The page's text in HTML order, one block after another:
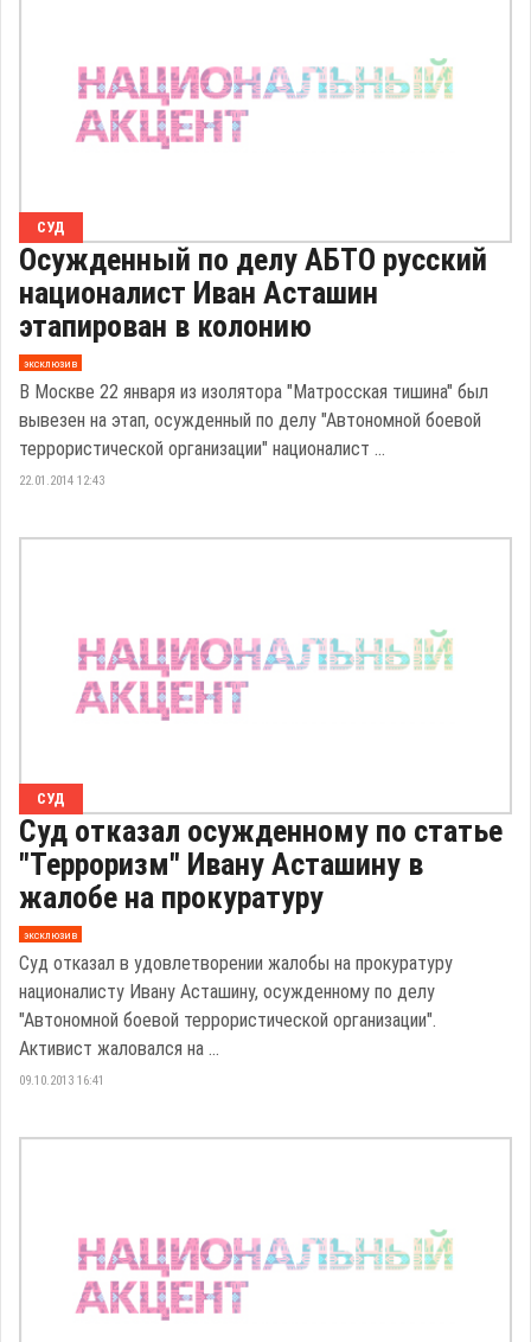
СУД
Осужденный по делу АБТО русский
националист Иван Асташин
этапирован в колонию
эксклюзив
В Москве 22 января из изолятора "Матросская тишина" был
вывезен на этап, осужденный по делу "Автономной боевой
террористической организации" националист ...
22.01.2014 12:43
СУД
Суд отказал осужденному по статье
"Терроризм" Ивану Асташину в
жалобе на прокуратуру
эксклюзив
Суд отказал в удовлетворении жалобы на прокуратуру
националисту Ивану Асташину, осужденному по делу
"Автономной боевой террористической организации".
Активист жаловался на ...
09.10.2013 16:41